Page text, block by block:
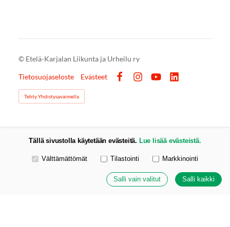
© Etelä-Karjalan Liikunta ja Urheilu ry
Tietosuojaseloste
Evästeet
Tehty Yhdistysavaimella
Tällä sivustolla käytetään evästeitä. Lue lisää evästeistä.
Valitse käytettävät evästeet
Välttämättömät Tilastointi Markkinointi
Salli vain valitut Salli kaikki